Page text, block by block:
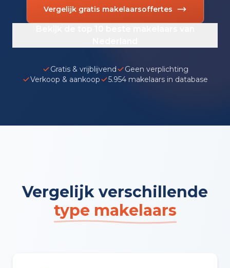
Vergelijk gratis makelaarsoffertes
Gratis & vrijblijvend
Geen verplichting
Verkoop & aankoop
5.954 makelaars in database
Vergelijk verschillende
type makelaars